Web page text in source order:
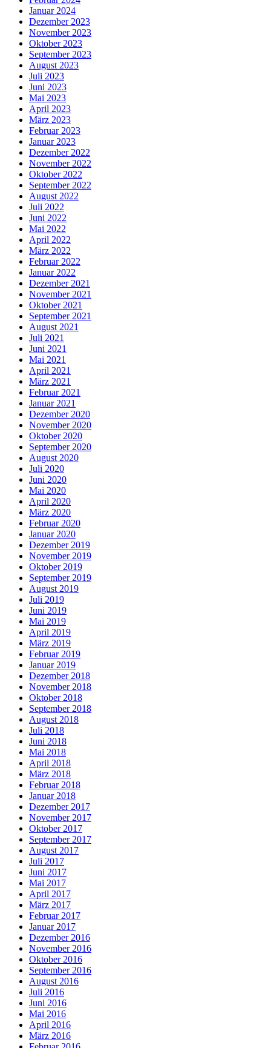
Januar 2024
Dezember 2023
November 2023
Oktober 2023
September 2023
August 2023
Juli 2023
Juni 2023
Mai 2023
April 2023
März 2023
Februar 2023
Januar 2023
Dezember 2022
November 2022
Oktober 2022
September 2022
August 2022
Juli 2022
Juni 2022
Mai 2022
April 2022
März 2022
Februar 2022
Januar 2022
Dezember 2021
November 2021
Oktober 2021
September 2021
August 2021
Juli 2021
Juni 2021
Mai 2021
April 2021
März 2021
Februar 2021
Januar 2021
Dezember 2020
November 2020
Oktober 2020
September 2020
August 2020
Juli 2020
Juni 2020
Mai 2020
April 2020
März 2020
Februar 2020
Januar 2020
Dezember 2019
November 2019
Oktober 2019
September 2019
August 2019
Juli 2019
Juni 2019
Mai 2019
April 2019
März 2019
Februar 2019
Januar 2019
Dezember 2018
November 2018
Oktober 2018
September 2018
August 2018
Juli 2018
Juni 2018
Mai 2018
April 2018
März 2018
Februar 2018
Januar 2018
Dezember 2017
November 2017
Oktober 2017
September 2017
August 2017
Juli 2017
Juni 2017
Mai 2017
April 2017
März 2017
Februar 2017
Januar 2017
Dezember 2016
November 2016
Oktober 2016
September 2016
August 2016
Juli 2016
Juni 2016
Mai 2016
April 2016
März 2016